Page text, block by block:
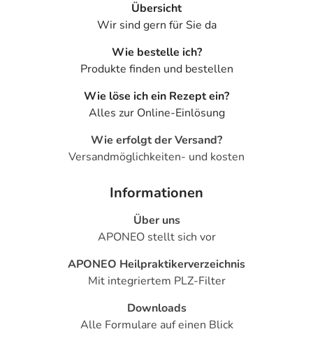
Übersicht
Wir sind gern für Sie da
Wie bestelle ich?
Produkte finden und bestellen
Wie löse ich ein Rezept ein?
Alles zur Online-Einlösung
Wie erfolgt der Versand?
Versandmöglichkeiten- und kosten
Informationen
Über uns
APONEO stellt sich vor
APONEO Heilpraktikerverzeichnis
Mit integriertem PLZ-Filter
Downloads
Alle Formulare auf einen Blick